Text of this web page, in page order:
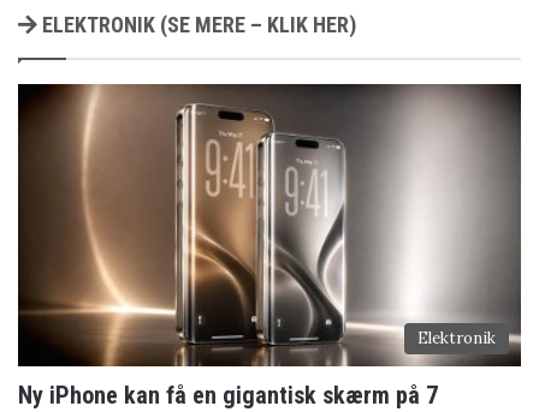
ELEKTRONIK (SE MERE – KLIK HER)
Elektronik
Ny iPhone kan få en gigantisk skærm på 7